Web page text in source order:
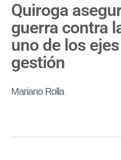
Quiroga
guerra contra
uno de los
gestión
Mariano Rolla